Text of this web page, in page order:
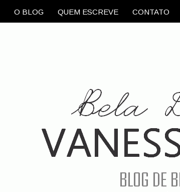
O BLOG QUEM ESCREVE CONTATO